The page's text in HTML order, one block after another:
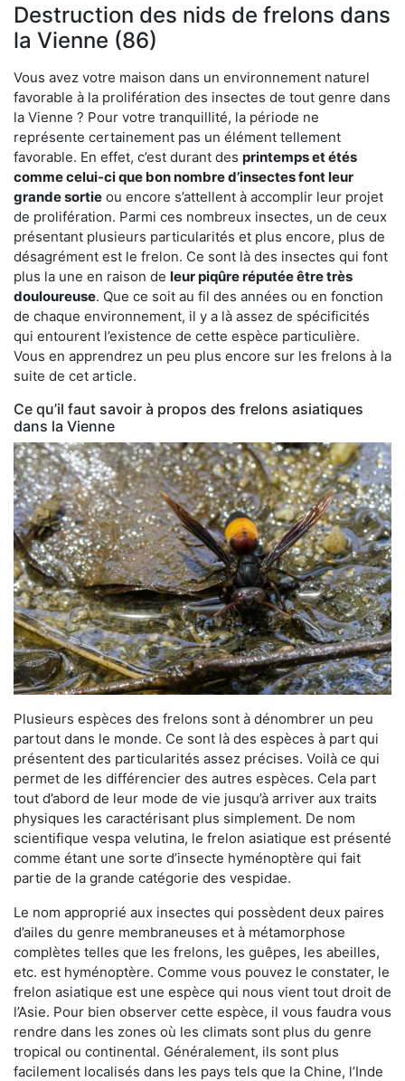
Destruction des nids de frelons dans
la Vienne (86)
Vous avez votre maison dans un environnement naturel
favorable à la prolifération des insectes de tout genre dans
la Vienne ? Pour votre tranquillité, la période ne
représente certainement pas un élément tellement
favorable. En effet, c’est durant des printemps et étés
comme celui-ci que bon nombre d’insectes font leur
grande sortie ou encore s’attellent à accomplir leur projet
de prolifération. Parmi ces nombreux insectes, un de ceux
présentant plusieurs particularités et plus encore, plus de
désagrément est le frelon. Ce sont là des insectes qui font
plus la une en raison de leur piqûre réputée être très
douloureuse. Que ce soit au fil des années ou en fonction
de chaque environnement, il y a là assez de spécificités
qui entourent l’existence de cette espèce particulière.
Vous en apprendrez un peu plus encore sur les frelons à la
suite de cet article.
Ce qu’il faut savoir à propos des frelons asiatiques
dans la Vienne
Plusieurs espèces des frelons sont à dénombrer un peu
partout dans le monde. Ce sont là des espèces à part qui
présentent des particularités assez précises. Voilà ce qui
permet de les différencier des autres espèces. Cela part
tout d’abord de leur mode de vie jusqu’à arriver aux traits
physiques les caractérisant plus simplement. De nom
scientifique vespa velutina, le frelon asiatique est présenté
comme étant une sorte d’insecte hyménoptère qui fait
partie de la grande catégorie des vespidae.
Le nom approprié aux insectes qui possèdent deux paires
d’ailes du genre membraneuses et à métamorphose
complètes telles que les frelons, les guêpes, les abeilles,
etc. est hyménoptère. Comme vous pouvez le constater, le
frelon asiatique est une espèce qui nous vient tout droit de
l’Asie. Pour bien observer cette espèce, il vous faudra vous
rendre dans les zones où les climats sont plus du genre
tropical ou continental. Généralement, ils sont plus
facilement localisés dans les pays tels que la Chine, l’Inde